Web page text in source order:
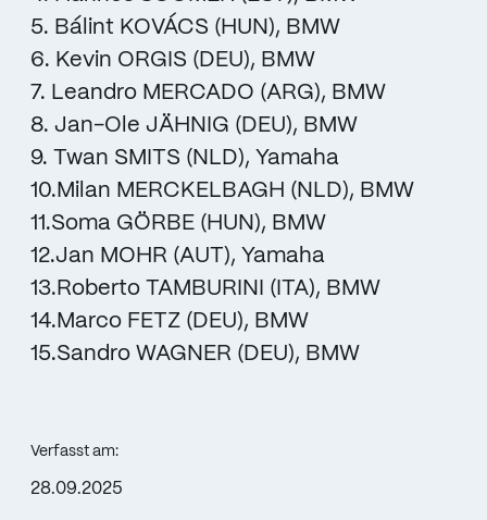
5. Bálint KOVÁCS (HUN), BMW
6. Kevin ORGIS (DEU), BMW
7. Leandro MERCADO (ARG), BMW
8. Jan-Ole JÄHNIG (DEU), BMW
9. Twan SMITS (NLD), Yamaha
10.Milan MERCKELBAGH (NLD), BMW
11.Soma GÖRBE (HUN), BMW
12.Jan MOHR (AUT), Yamaha
13.Roberto TAMBURINI (ITA), BMW
14.Marco FETZ (DEU), BMW
15.Sandro WAGNER (DEU), BMW
Verfasst am:
28.09.2025